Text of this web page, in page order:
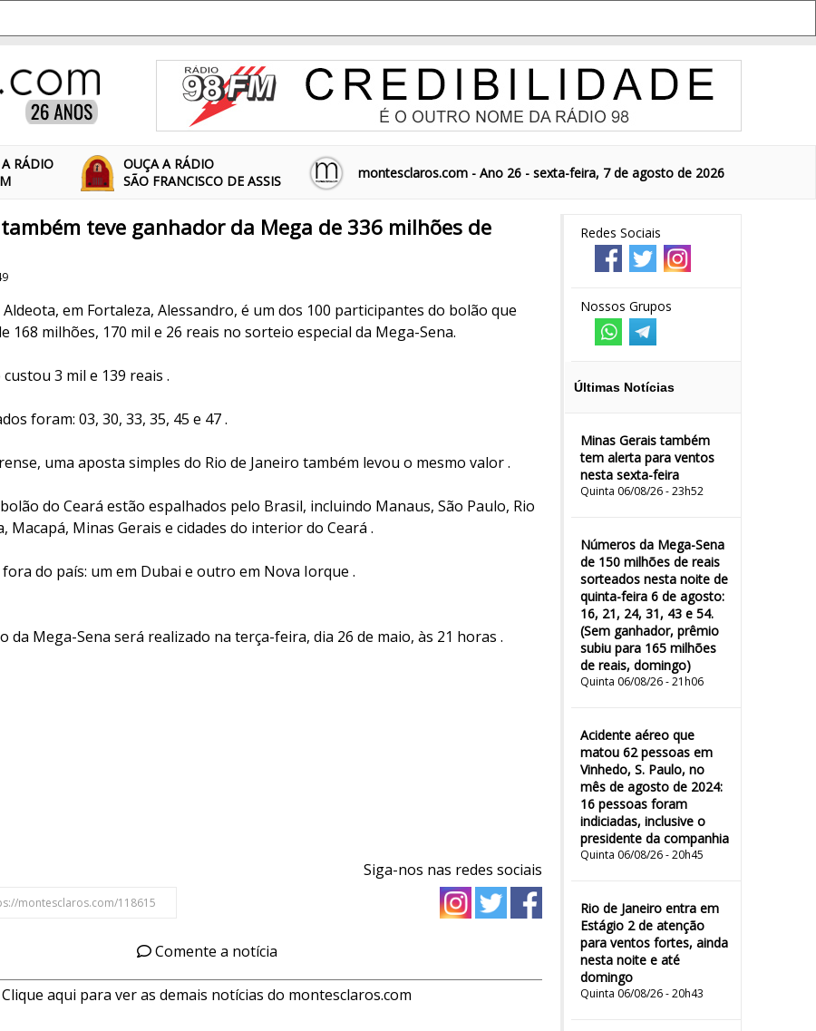
RÁDIO
OUÇA A RÁDIO
SÃO FRANCISCO DE ASSIS
montesclaros.com - Ano 26 - sexta-feira, 7 de agosto de 2026
Redes Sociais
Nossos Grupos
Últimas Notícias
Minas Gerais também
tem alerta para ventos
nesta sexta-feira
Quinta 06/08/26 - 23h52
Números da Mega-Sena
de 150 milhões de reais
sorteados nesta noite de
quinta-feira 6 de agosto:
16, 21, 24, 31, 43 e 54.
(Sem ganhador, prêmio
subiu para 165 milhões
de reais, domingo)
Quinta 06/08/26 - 21h06
Acidente aéreo que
matou 62 pessoas em
Vinhedo, S. Paulo, no
mês de agosto de 2024:
16 pessoas foram
indiciadas, inclusive o
presidente da companhia
Quinta 06/08/26 - 20h45
Rio de Janeiro entra em
Estágio 2 de atenção
para ventos fortes, ainda
nesta noite e até
domingo
Quinta 06/08/26 - 20h43
teve ganhador da Mega de 336 milhões de
em Fortaleza, Alessandro, é um dos 100 participantes do bolão que
168 milhões, 170 mil e 26 reais no sorteio especial da Mega-Sena.
3 mil e 139 reais .
foram: 03, 30, 33, 35, 45 e 47 .
uma aposta simples do Rio de Janeiro também levou o mesmo valor .
do Ceará estão espalhados pelo Brasil, incluindo Manaus, São Paulo, Rio
Macapá, Minas Gerais e cidades do interior do Ceará .
do país: um em Dubai e outro em Nova Iorque .
da Mega-Sena será realizado na terça-feira, dia 26 de maio, às 21 horas .
Siga-nos nas redes sociais
Comente a notícia
Clique aqui para ver as demais notícias do montesclaros.com